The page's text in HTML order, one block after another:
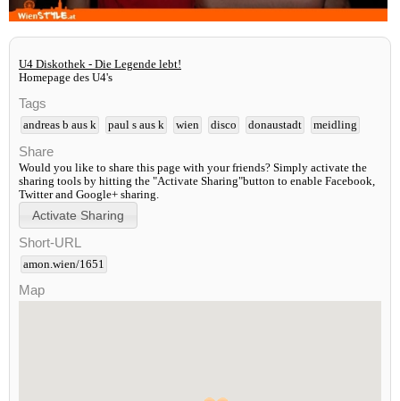
U4 Diskothek - Die Legende lebt!
Homepage des U4's
Tags
andreas b aus k paul s aus k wien disco donaustadt meidling
Share
Would you like to share this page with your friends? Simply activate the
sharing tools by hitting the "Activate Sharing"button to enable Facebook,
Twitter and Google+ sharing.
Short-URL
amon.wien/1651
Map